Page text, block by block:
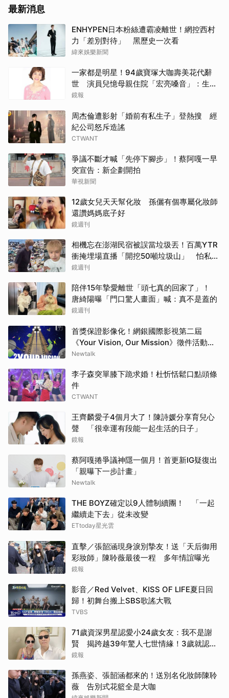
最新消息
ENHYPEN日本粉絲遭霸凌離世！網控西村
力「差別對待」 黑歷史一次看
緯來娛樂新聞
一家都是明星！94歲寶塚大咖壽美花代辭
世 演員兒憶母親住院「宏亮嗓音」：生命
最後一刻仍是那位傳奇女星
鏡報
周杰倫遭影射「婚前有私生子」登熱搜 經
紀公司怒斥造謠
CTWANT
爭議不斷才喊「先停下腳步」！蔡阿嘎一早
突宣告：新企劃開拍
華視新聞
12歲女兒天天幫化妝 孫儷有個專屬化妝師
還讚媽媽底子好
鏡週刊
相機忘在澎湖民宿被誤當垃圾丟！百萬YTR
衝掩埋場直播「開挖50噸垃圾山」 怕私人
片外流...
鏡週刊
陪伴15年摯愛離世「頭七真的回家了」！
唐綺陽曝「門口驚人畫面」喊：真不是蓋的
鏡週刊
首獎保證影像化！網銀國際影視第二屆
《Your Vision, Our Mission》徵件活動
8/13正式啟動
Newtalk
李子森突單膝下跪求婚！杜忻恬鬆口點頭條
件
CTWANT
王齊麟愛子4個月大了！陳詩媛分享育兒心
聲 「很幸運有段能一起生活的日子」
鏡報
蔡阿嘎捲爭議神隱一個月！首更新IG疑復出
「親曝下一步計畫」
Newtalk
THE BOYZ確定以9人體制續團！ 「一起
繼續走下去」從未改變
ETtoday星光雲
直擊／張韶涵現身淚別摯友！送「天后御用
彩妝師」陳聆薇最後一程 多年情誼曝光
鏡報
影音／Red Velvet、KISS OF LIFE夏日回
歸！初舞台搬上SBS歌謠大戰
TVBS
71歲資深男星認愛小24歲女友：我不是謝
賢 揭跨越39年驚人七世情緣！3歲就認出
前世一起「守山林」
鏡報
孫燕姿、張韶涵都來的！送別名化妝師陳聆
薇 告別式花籃全是大咖
取消